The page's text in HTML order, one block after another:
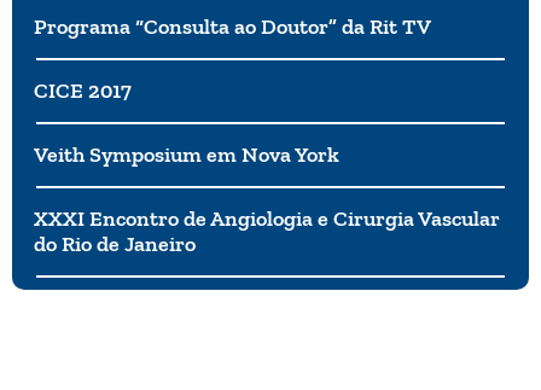
Programa “Consulta ao Doutor” da Rit TV
CICE 2017
Veith Symposium em Nova York
XXXI Encontro de Angiologia e Cirurgia Vascular
do Rio de Janeiro